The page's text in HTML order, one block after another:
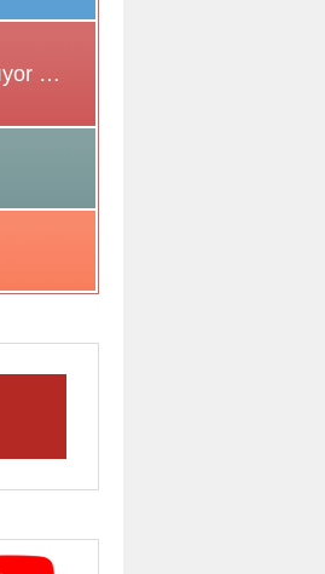
Google Chrome Yavaş Çalışıyor Sorunu için Çözüm Önerileri